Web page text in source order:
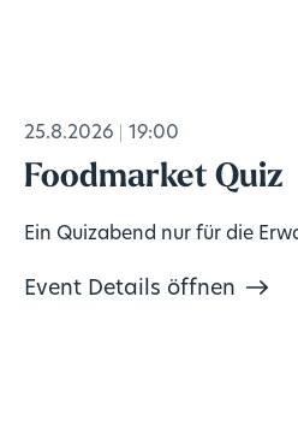
25.8.2026 19:00
Foodmarket Quiz
Ein Quizabend nur für die
Event Details öffnen